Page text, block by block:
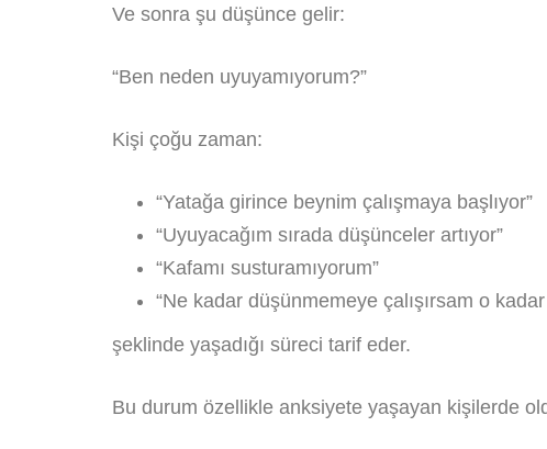
Ve sonra şu düşünce gelir:
“Ben neden uyuyamıyorum?”
Kişi çoğu zaman:
“Yatağa girince beynim çalışmaya başlıyor”
“Uyuyacağım sırada düşünceler artıyor”
“Kafamı susturamıyorum”
“Ne kadar düşünmemeye çalışırsam o kadar
şeklinde yaşadığı süreci tarif eder.
Bu durum özellikle anksiyete yaşayan kişilerde